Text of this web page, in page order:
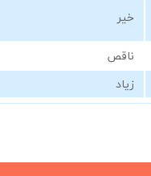
خیر
ناقص
زیاد